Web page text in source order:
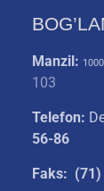
Manzil:
103
Telefon:
56-86
Faks: (71)